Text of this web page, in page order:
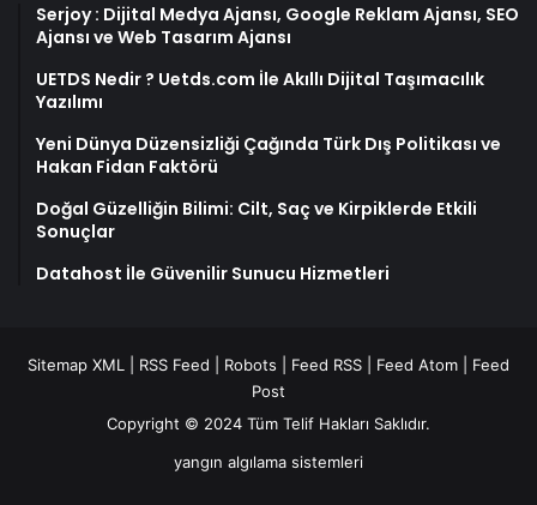
Serjoy : Dijital Medya Ajansı, Google Reklam Ajansı, SEO
Ajansı ve Web Tasarım Ajansı
UETDS Nedir ? Uetds.com İle Akıllı Dijital Taşımacılık
Yazılımı
Yeni Dünya Düzensizliği Çağında Türk Dış Politikası ve
Hakan Fidan Faktörü
Doğal Güzelliğin Bilimi: Cilt, Saç ve Kirpiklerde Etkili
Sonuçlar
Datahost İle Güvenilir Sunucu Hizmetleri
Sitemap XML RSS Feed Robots Feed RSS Feed Atom
Feed
Post
Copyright © 2024 Tüm Telif Hakları Saklıdır.
yangın algılama sistemleri